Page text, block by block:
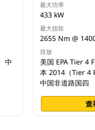
中
最大功率
433 kW
最大扭矩
2655 Nm @
排放
美国 EPA Tier 4
本 2014（Tier 4
中国非道路国四
查